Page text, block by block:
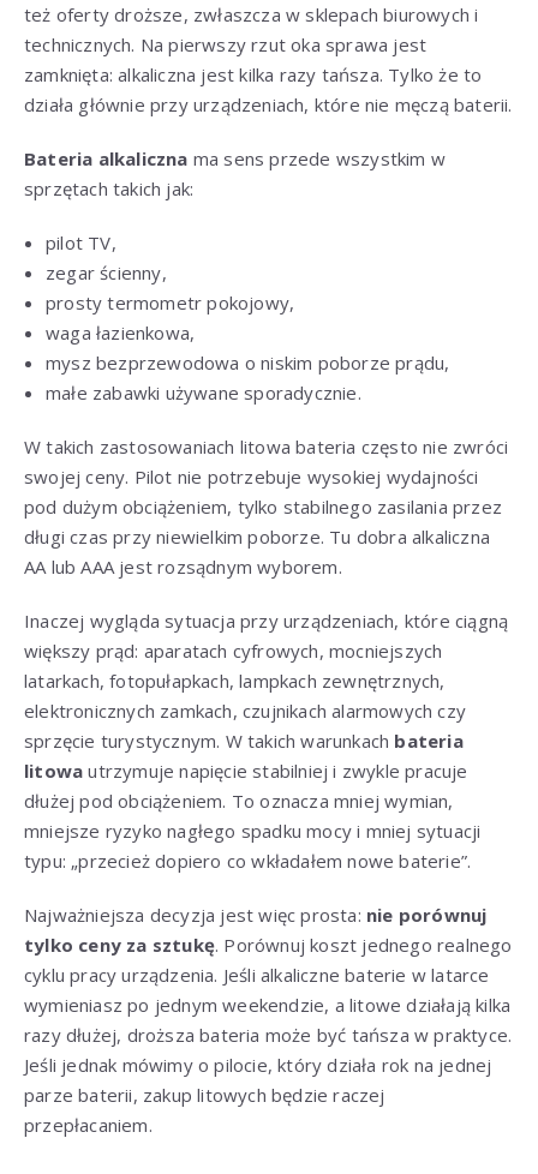
też oferty droższe, zwłaszcza w sklepach biurowych i
technicznych. Na pierwszy rzut oka sprawa jest
zamknięta: alkaliczna jest kilka razy tańsza. Tylko że to
działa głównie przy urządzeniach, które nie męczą baterii.
Bateria alkaliczna ma sens przede wszystkim w
sprzętach takich jak:
pilot TV,
zegar ścienny,
prosty termometr pokojowy,
waga łazienkowa,
mysz bezprzewodowa o niskim poborze prądu,
małe zabawki używane sporadycznie.
W takich zastosowaniach litowa bateria często nie zwróci
swojej ceny. Pilot nie potrzebuje wysokiej wydajności
pod dużym obciążeniem, tylko stabilnego zasilania przez
długi czas przy niewielkim poborze. Tu dobra alkaliczna
AA lub AAA jest rozsądnym wyborem.
Inaczej wygląda sytuacja przy urządzeniach, które ciągną
większy prąd: aparatach cyfrowych, mocniejszych
latarkach, fotopułapkach, lampkach zewnętrznych,
elektronicznych zamkach, czujnikach alarmowych czy
sprzęcie turystycznym. W takich warunkach bateria
litowa utrzymuje napięcie stabilniej i zwykle pracuje
dłużej pod obciążeniem. To oznacza mniej wymian,
mniejsze ryzyko nagłego spadku mocy i mniej sytuacji
typu: „przecież dopiero co wkładałem nowe baterie”.
Najważniejsza decyzja jest więc prosta: nie porównuj
tylko ceny za sztukę. Porównuj koszt jednego realnego
cyklu pracy urządzenia. Jeśli alkaliczne baterie w latarce
wymieniasz po jednym weekendzie, a litowe działają kilka
razy dłużej, droższa bateria może być tańsza w praktyce.
Jeśli jednak mówimy o pilocie, który działa rok na jednej
parze baterii, zakup litowych będzie raczej
przepłacaniem.